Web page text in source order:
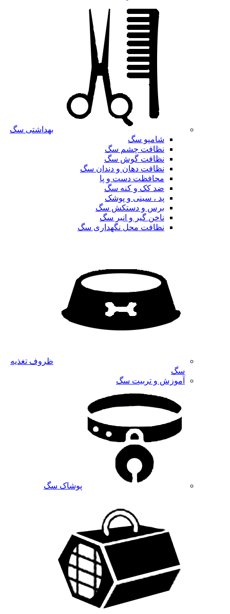
بهداشتی سگ
شامپو سگ
نظافت چشم سگ
نظافت گوش سگ
نظافت دهان و دندان سگ
محافظت دست و پا
ضد کک و کنه سگ
پد ، سینی و پوشک
برس و دستکش سگ
ناخن گیر و انبر سگ
نظافت محل نگهداری سگ
ظروف تغذیه
سگ
آموزش و تربیت سگ
پوشاک سگ